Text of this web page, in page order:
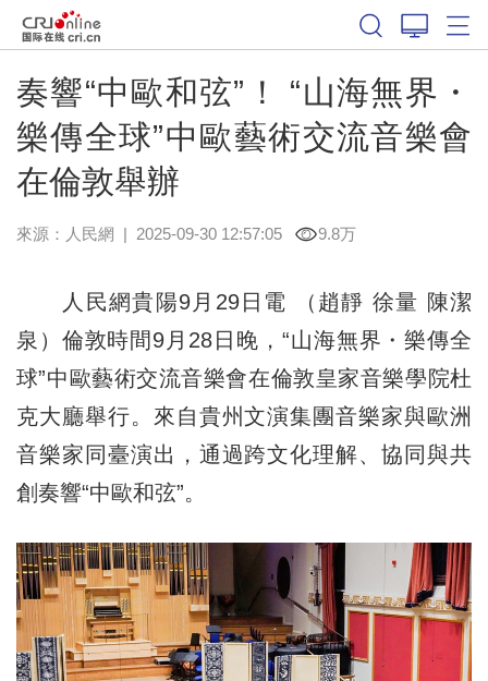
奏響“中歐和弦”！ “山海無界・
樂傳全球”中歐藝術交流音樂會
在倫敦舉辦
來源： 人民網 | 2025-09-30 12:57:05 9.8万
人民網貴陽9月29日電 （趙靜 徐量 陳潔
泉）倫敦時間9月28日晚，“山海無界・樂傳全
球”中歐藝術交流音樂會在倫敦皇家音樂學院杜
克大廳舉行。來自貴州文演集團音樂家與歐洲
音樂家同臺演出，通過跨文化理解、協同與共
創奏響“中歐和弦”。